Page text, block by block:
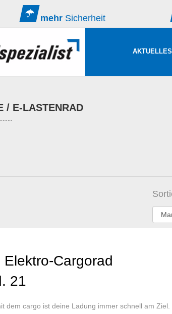
mehrSicherheit
AKTUELLES
/ E-LASTENRAD
Cargorad
21
dem cargo ist deine Ladung immer schnell am Ziel.